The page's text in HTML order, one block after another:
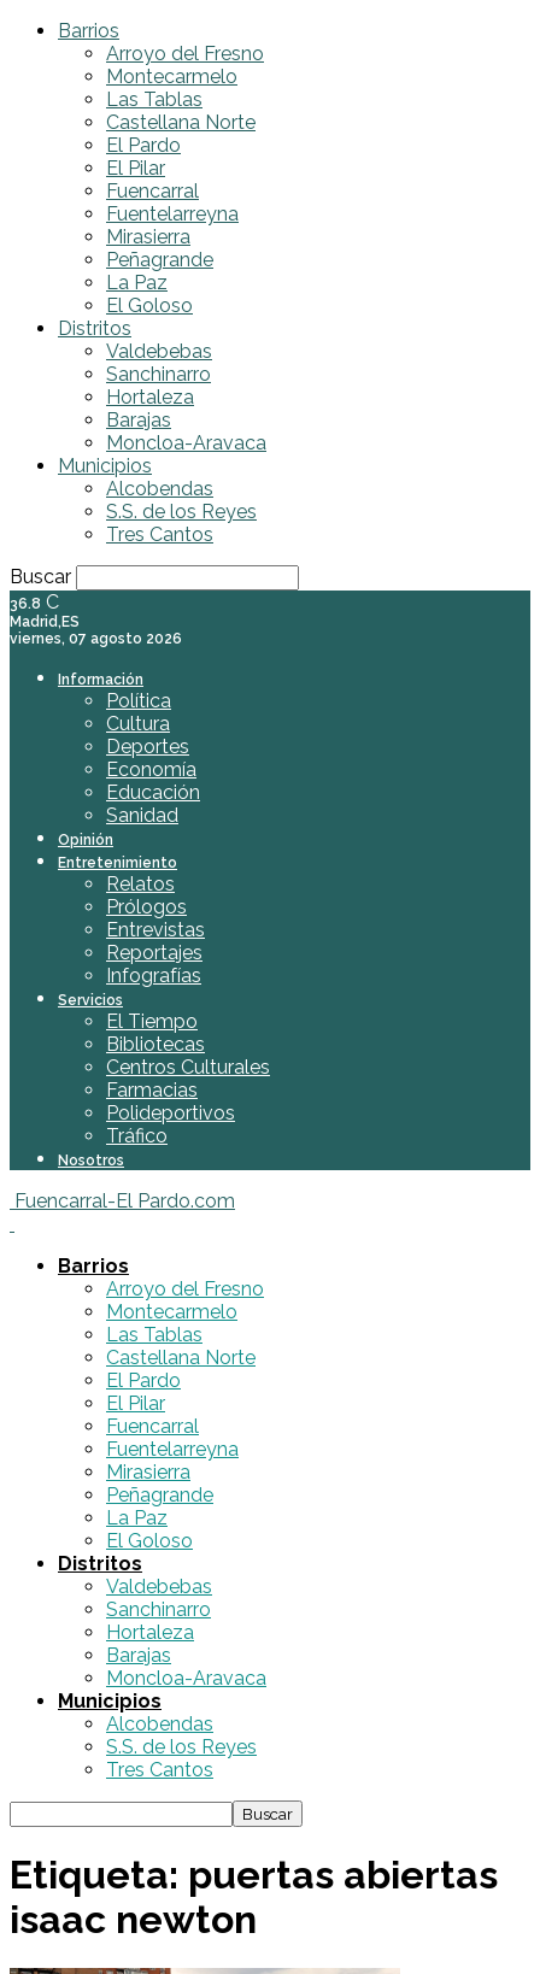
Barrios
Arroyo del Fresno
Montecarmelo
Las Tablas
Castellana Norte
El Pardo
El Pilar
Fuencarral
Fuentelarreyna
Mirasierra
Peñagrande
La Paz
El Goloso
Distritos
Valdebebas
Sanchinarro
Hortaleza
Barajas
Moncloa-Aravaca
Municipios
Alcobendas
S.S. de los Reyes
Tres Cantos
Buscar
36.8 C
Madrid,ES
viernes, 07 agosto 2026
Información
Política
Cultura
Deportes
Economía
Educación
Sanidad
Opinión
Entretenimiento
Relatos
Prólogos
Entrevistas
Reportajes
Infografías
Servicios
El Tiempo
Bibliotecas
Centros Culturales
Farmacias
Polideportivos
Tráfico
Nosotros
Fuencarral-El Pardo.com
Barrios
Arroyo del Fresno
Montecarmelo
Las Tablas
Castellana Norte
El Pardo
El Pilar
Fuencarral
Fuentelarreyna
Mirasierra
Peñagrande
La Paz
El Goloso
Distritos
Valdebebas
Sanchinarro
Hortaleza
Barajas
Moncloa-Aravaca
Municipios
Alcobendas
S.S. de los Reyes
Tres Cantos
Etiqueta: puertas abiertas
isaac newton